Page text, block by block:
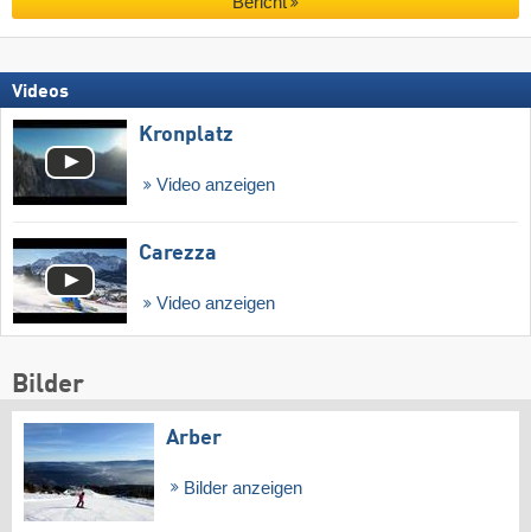
Videos
Kronplatz
Video anzeigen
Carezza
Video anzeigen
Bilder
Arber
Bilder anzeigen